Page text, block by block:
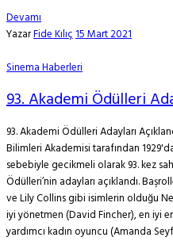
Devamı
YazarFide Kılıç15 Mart 2021
Sinema Haberleri
93. Akademi Ödülleri
93. Akademi Ödülleri Adayları
Bilimleri Akademisi tarafından
sebebiyle gecikmeli olarak 93. kez
Ödülleri’nin adayları açıklandı.
ve Lily Collins gibi isimlerin olduğu
iyi yönetmen (David Fincher), en iyi
yardımcı kadın oyuncu (Amanda